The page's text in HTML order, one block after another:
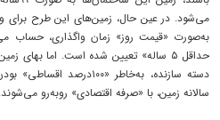
می‌شود. در عین حال، زمین‌های این طرح
به‌صورت «قیمت روز» زمان واگذاری، حساب
دسته سازنده، به‌خاطر
سالانه زمین، با «صرفه اقتصادی» روبه‌رو می‌شوند.